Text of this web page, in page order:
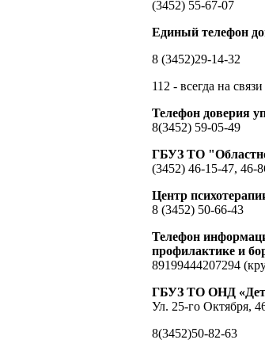
(3452) 55-67-07
Единый телефон
8 (3452)29-14-32
112 - всегда на связи
Телефон доверия
8(3452) 59-05-49
ГБУЗ ТО
(3452) 46-15-47, 46-
Центр
8 (3452) 50-66-43
Телефон
профилактике и
89199444207294
ГБУЗ ТО ОНД
Ул. 25-го Октября,
8(3452)50-82-63